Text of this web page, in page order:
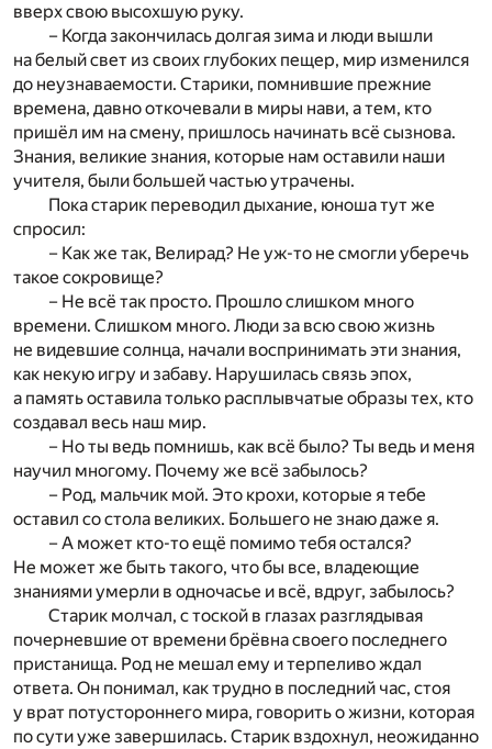
вверх свою высохшую руку.
– Когда закончилась долгая зима и люди вышли
на белый свет из своих глубоких пещер, мир изменился
до неузнаваемости. Старики, помнившие прежние
времена, давно откочевали в миры нави, а тем, кто
пришёл им на смену, пришлось начинать всё сызнова.
Знания, великие знания, которые нам оставили наши
учителя, были большей частью утрачены.
Пока старик переводил дыхание, юноша тут же
спросил:
– Как же так, Велирад? Не уж-то не смогли уберечь
такое сокровище?
– Не всё так просто. Прошло слишком много
времени. Слишком много. Люди за всю свою жизнь
не видевшие солнца, начали воспринимать эти знания,
как некую игру и забаву. Нарушилась связь эпох,
а память оставила только расплывчатые образы тех, кто
создавал весь наш мир.
– Но ты ведь помнишь, как всё было? Ты ведь и меня
научил многому. Почему же всё забылось?
– Род, мальчик мой. Это крохи, которые я тебе
оставил со стола великих. Большего не знаю даже я.
– А может кто-то ещё помимо тебя остался?
Не может же быть такого, что бы все, владеющие
знаниями умерли в одночасье и всё, вдруг, забылось?
Старик молчал, с тоской в глазах разглядывая
почерневшие от времени брёвна своего последнего
пристанища. Род не мешал ему и терпеливо ждал
ответа. Он понимал, как трудно в последний час, стоя
у врат потустороннего мира, говорить о жизни, которая
по сути уже завершилась. Старик вздохнул, неожиданно